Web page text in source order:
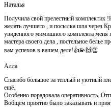
Наталья
Получила свой прелестный комплектик
желать лучшего , и посылка шла через
увиденного мимишного комплекта
мастера своего дела , постельное белье
вам успехов в вашем деле!👍💫🙌👏
Алла
Спасибо большое за теплый и уютный
ещё.
Особенно порадовала оперативность.
Вобщем приятно было заказывать и